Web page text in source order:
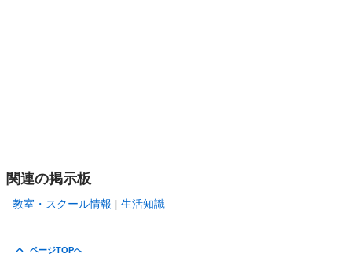
関連の掲示板
教室・スクール情報 生活知識
ページTOPへ